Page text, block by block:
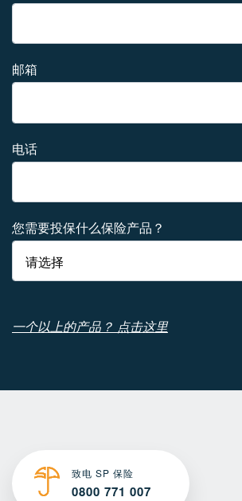
邮箱
电话
您需要投保什么保险产品？
一个以上的产品？ 点击这里
致电 SP 保险
0800 771 007